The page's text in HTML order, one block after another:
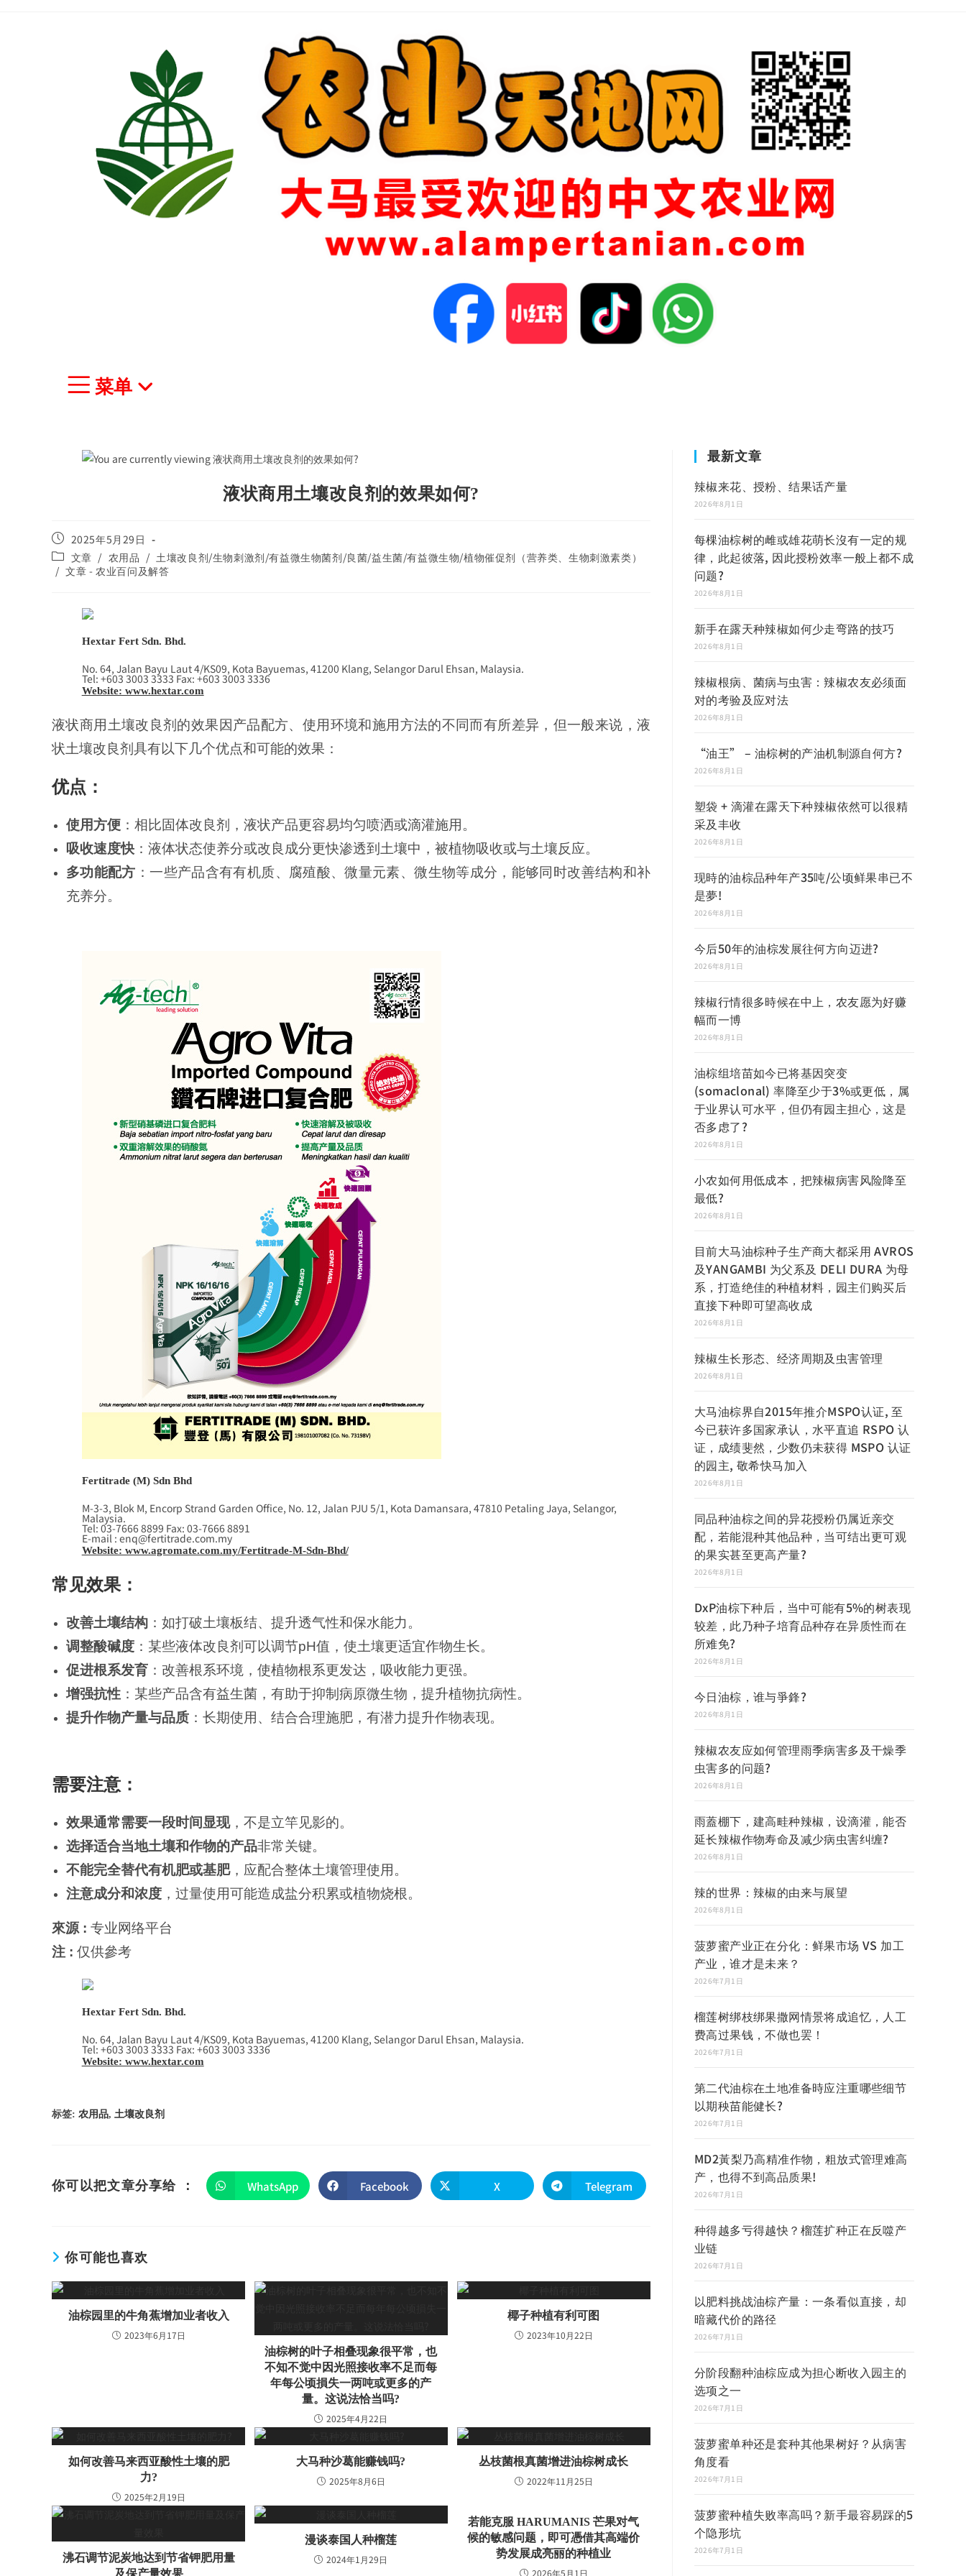
菜单
液状商用土壤改良剂的效果如何?
2025年5月29日
文章 / 农用品 / 土壤改良剂/生物刺激剂/有益微生物菌剂/良菌/益生菌/有益微生物/植物催促剂（营养类、生物刺激素类）
/ 文章 - 农业百问及解答
Hextar Fert Sdn. Bhd.
No. 64, Jalan Bayu Laut 4/KS09, Kota Bayuemas, 41200 Klang, Selangor Darul Ehsan, Malaysia.
Tel: +603 3003 3333 Fax: +603 3003 3336
Website: www.hextar.com
液状商用土壤改良剂的效果因产品配方、使用环境和施用方法的不同而有所差异，但一般来说，液
状土壤改良剂具有以下几个优点和可能的效果：
优点：
使用方便 ：相比固体改良剂，液状产品更容易均匀喷洒或滴灌施用。
吸收速度快 ：液体状态使养分或改良成分更快渗透到土壤中，被植物吸收或与土壤反应。
多功能配方 ：一些产品含有有机质、腐殖酸、微量元素、微生物等成分，能够同时改善结构和补
充养分。
Fertitrade (M) Sdn Bhd
M-3-3, Blok M, Encorp Strand Garden Office, No. 12, Jalan PJU 5/1, Kota Damansara, 47810 Petaling Jaya, Selangor,
Malaysia.
Tel: 03-7666 8899 Fax: 03-7666 8891
E-mail : enq@fertitrade.com.my
Website: www.agromate.com.my/Fertitrade-M-Sdn-Bhd/
常见效果：
改善土壤结构 ：如打破土壤板结、提升透气性和保水能力。
调整酸碱度 ：某些液体改良剂可以调节pH值，使土壤更适宜作物生长。
促进根系发育 ：改善根系环境，使植物根系更发达，吸收能力更强。
增强抗性 ：某些产品含有益生菌，有助于抑制病原微生物，提升植物抗病性。
提升作物产量与品质 ：长期使用、结合合理施肥，有潜力提升作物表现。
需要注意：
效果通常需要一段时间显现，不是立竿见影的。
选择适合当地土壤和作物的产品非常关键。
不能完全替代有机肥或基肥，应配合整体土壤管理使用。
注意成分和浓度 ，过量使用可能造成盐分积累或植物烧根。
來源 : 专业网络平台
注 : 仅供參考
Hextar Fert Sdn. Bhd.
No. 64, Jalan Bayu Laut 4/KS09, Kota Bayuemas, 41200 Klang, Selangor Darul Ehsan, Malaysia.
Tel: +603 3003 3333 Fax: +603 3003 3336
Website: www.hextar.com
标签: 农用品, 土壤改良剂
你可以把文章分享给 ： WhatsApp Facebook X Telegram
你可能也喜欢
油棕园里的牛角蕉增加业者收入
2023年6月17日
油棕树的叶子相叠现象很平常，也
不知不觉中因光照接收率不足而每
年每公顷損失一两吨或更多的产
量。这说法恰当吗?
2025年4月22日
椰子种植有利可图
2023年10月22日
如何改善马来西亚酸性土壤的肥
力?
2025年2月19日
大马种沙葛能赚钱吗?
2025年8月6日
丛枝菌根真菌增进油棕树成长
2022年11月25日
沸石调节泥炭地达到节省钾肥用量
漫谈泰国人种榴莲
2024年1月29日
若能克服 HARUMANIS 芒果对气
候的敏感问题，即可憑借其高端价
势发展成亮丽的种植业
2026年5月1日
最新文章
辣椒来花、授粉、结果话产量
2026年8月1日
每棵油棕树的雌或雄花萌长沒有一定的规
律，此起彼落, 因此授粉效率一般上都不成
问题?
2026年8月1日
新手在露天种辣椒如何少走弯路的技巧
2026年8月1日
辣椒根病、菌病与虫害：辣椒农友必须面
对的考验及应对法
2026年8月1日
“油王” – 油棕树的产油机制源自何方?
2026年8月1日
塑袋 + 滴灌在露天下种辣椒依然可以很精
采及丰收
2026年8月1日
现時的油棕品种年产35吨/公顷鲜果串已不
是夢!
2026年8月1日
今后50年的油棕发展往何方向迈进?
2026年8月1日
辣椒行情很多時候在中上，农友愿为好赚
幅而一博
2026年8月1日
油棕组培苗如今已将基因突变
(somaclonal) 率降至少于3%或更低，属
于业界认可水平，但仍有园主担心，这是
否多虑了?
2026年8月1日
小农如何用低成本，把辣椒病害风险降至
最低?
2026年8月1日
目前大马油棕种子生产商大都采用 AVROS
及YANGAMBI 为父系及 DELI DURA 为母
系，打造绝佳的种植材料，园主们购买后
直接下种即可望高收成
2026年8月1日
辣椒生长形态、经济周期及虫害管理
2026年8月1日
大马油棕界自2015年推介MSPO认证, 至
今已获许多国家承认，水平直追 RSPO 认
证，成绩斐然，少数仍未获得 MSPO 认证
的园主, 敬希快马加入
2026年8月1日
同品种油棕之间的异花授粉仍属近亲交
配，若能混种其他品种，当可结出更可观
的果实甚至更高产量?
2026年8月1日
DxP油棕下种后，当中可能有5%的树表现
较差，此乃种子培育品种存在异质性而在
所难免?
2026年8月1日
今日油棕，谁与爭鋒?
2026年8月1日
辣椒农友应如何管理雨季病害多及干燥季
虫害多的问题?
2026年8月1日
雨蓋棚下，建高畦种辣椒，设滴灌，能否
延长辣椒作物寿命及减少病虫害纠缠?
2026年8月1日
辣的世界：辣椒的由来与展望
2026年8月1日
菠萝蜜产业正在分化：鲜果市场 VS 加工
产业，谁才是未来？
2026年7月1日
榴莲树绑枝绑果撒网情景将成追忆，人工
费高过果钱，不做也罢！
2026年7月1日
第二代油棕在土地准备時应注重哪些细节
以期秧苗能健长?
2026年7月1日
MD2黃梨乃高精准作物，粗放式管理难高
产，也得不到高品质果!
2026年7月1日
种得越多亏得越快？榴莲扩种正在反噬产
业链
2026年7月1日
以肥料挑战油棕产量：一条看似直接，却
暗藏代价的路径
2026年7月1日
分阶段翻种油棕应成为担心断收入园主的
选项之一
2026年7月1日
菠萝蜜单种还是套种其他果树好？从病害
角度看
2026年7月1日
菠萝蜜种植失败率高吗？新手最容易踩的5
个隐形坑
2026年7月1日